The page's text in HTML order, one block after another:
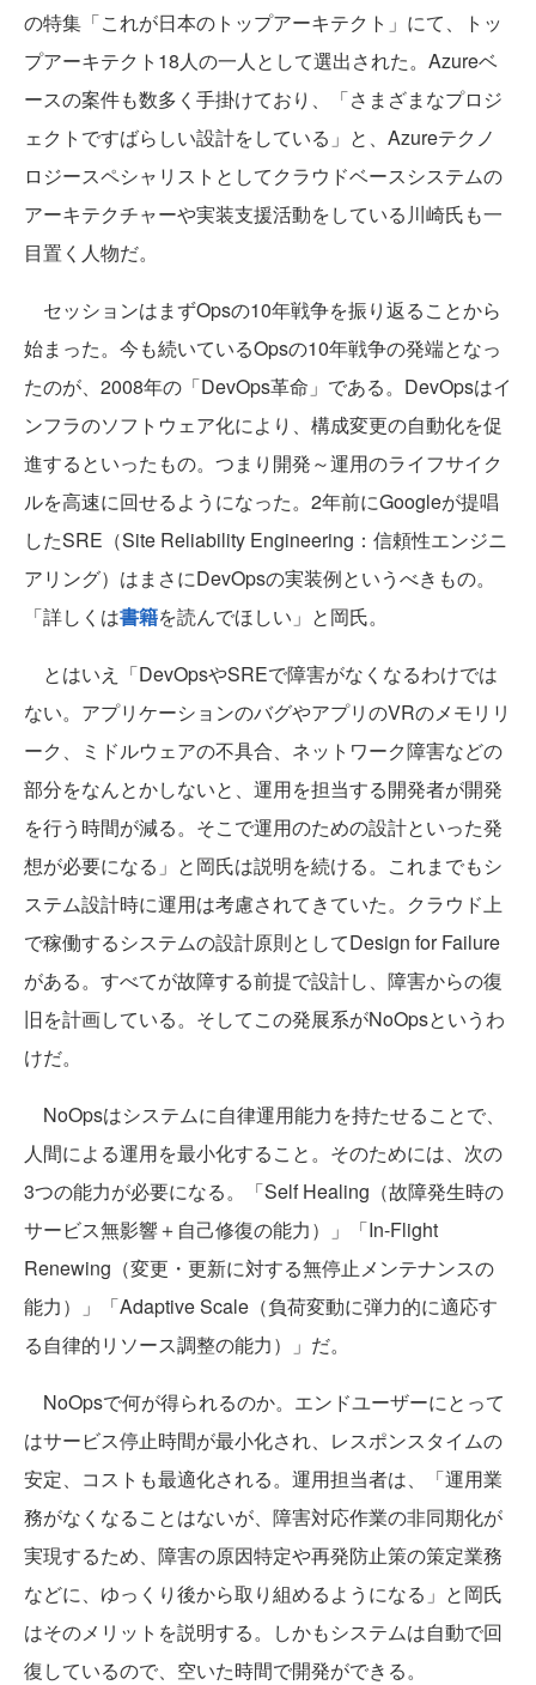
の特集「これが日本のトップアーキテクト」にて、トッ
プアーキテクト18人の一人として選出された。Azureベ
ースの案件も数多く手掛けており、「さまざまなプロジ
ェクトですばらしい設計をしている」と、Azureテクノ
ロジースペシャリストとしてクラウドベースシステムの
アーキテクチャーや実装支援活動をしている川崎氏も一
目置く人物だ。
セッションはまずOpsの10年戦争を振り返ることから
始まった。今も続いているOpsの10年戦争の発端となっ
たのが、2008年の「DevOps革命」である。DevOpsはイ
ンフラのソフトウェア化により、構成変更の自動化を促
進するといったもの。つまり開発～運用のライフサイク
ルを高速に回せるようになった。2年前にGoogleが提唱
したSRE（Site Reliability Engineering：信頼性エンジニ
アリング）はまさにDevOpsの実装例というべきもの。
「詳しくは書籍を読んでほしい」と岡氏。
とはいえ「DevOpsやSREで障害がなくなるわけでは
ない。アプリケーションのバグやアプリのVRのメモリリ
ーク、ミドルウェアの不具合、ネットワーク障害などの
部分をなんとかしないと、運用を担当する開発者が開発
を行う時間が減る。そこで運用のための設計といった発
想が必要になる」と岡氏は説明を続ける。これまでもシ
ステム設計時に運用は考慮されてきていた。クラウド上
で稼働するシステムの設計原則としてDesign for Failure
がある。すべてが故障する前提で設計し、障害からの復
旧を計画している。そしてこの発展系がNoOpsというわ
けだ。
NoOpsはシステムに自律運用能力を持たせることで、
人間による運用を最小化すること。そのためには、次の
3つの能力が必要になる。「Self Healing（故障発生時の
サービス無影響＋自己修復の能力）」「In-Flight
Renewing（変更・更新に対する無停止メンテナンスの
能力）」「Adaptive Scale（負荷変動に弾力的に適応す
る自律的リソース調整の能力）」だ。
NoOpsで何が得られるのか。エンドユーザーにとって
はサービス停止時間が最小化され、レスポンスタイムの
安定、コストも最適化される。運用担当者は、「運用業
務がなくなることはないが、障害対応作業の非同期化が
実現するため、障害の原因特定や再発防止策の策定業務
などに、ゆっくり後から取り組めるようになる」と岡氏
はそのメリットを説明する。しかもシステムは自動で回
復しているので、空いた時間で開発ができる。